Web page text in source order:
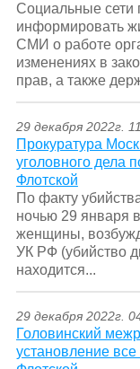
Социальные сети
информировать
СМИ о работе
изменениях в
прав, а также
29 декабря 2022г.
Прокуратура
уголовного дела
Флотской
По факту
ночью 29 января
женщины,
УК РФ (убийство
находится...
29 декабря 2022г.
Головинский
установление все